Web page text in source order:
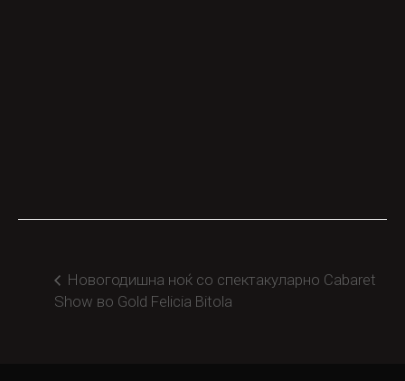
Новогодишна ноќ со спектакуларно Cabaret
Show во Gold Felicia Bitola